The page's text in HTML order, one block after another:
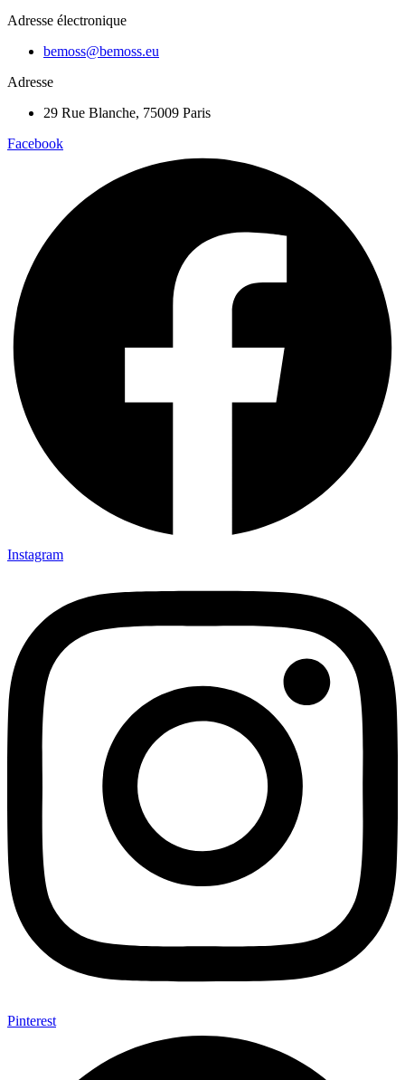
page
produit
Adresse électronique
bemoss@bemoss.eu
Adresse
29 Rue Blanche, 75009 Paris
Facebook
Instagram
Pinterest